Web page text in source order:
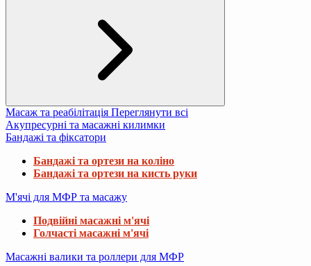
Масаж та реабілітація Переглянути всі
Акупресурні та масажні килимки
Бандажі та фіксатори
Бандажі та ортези на коліно
Бандажі та ортези на кисть руки
М'ячі для МФР та масажу
Подвійні масажні м'ячі
Голчасті масажні м'ячі
Масажні валики та роллери для МФР